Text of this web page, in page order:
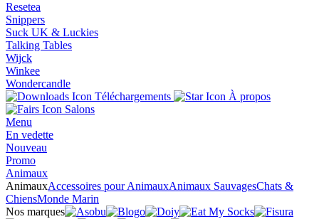
Resetea
Snippers
Suck UK & Luckies
Talking Tables
Wijck
Winkee
Wondercandle
Téléchargements
À propos
Salons
Menu
En vedette
Nouveau
Promo
Animaux
AnimauxAccessoires pour AnimauxAnimaux SauvagesChats &
ChiensMonde Marin
Nos marques